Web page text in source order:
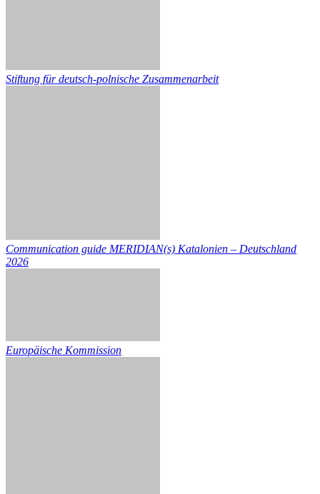
Stiftung für deutsch-polnische Zusammenarbeit
Communication guide MERIDIAN(s) Katalonien – Deutschland
2026
Europäische Kommission